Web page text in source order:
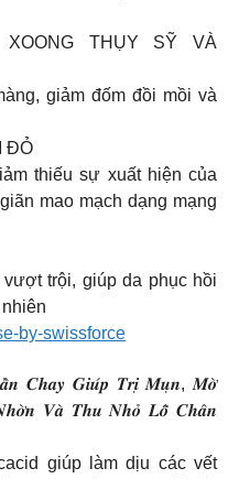
THỤY SỸ VÀ
giảm đốm đồi mồi và
ĐỎ
thiếu sự xuất hiện của
mao mạch dạng mạng
trội, giúp da phục hồi
by-swissforce
𝑪𝒉𝒂𝒚 𝑮𝒊𝒖́𝒑 𝑻𝒓𝒊̣ 𝑴𝒖̣𝒏, 𝑴𝒐̛̀
𝑽𝒂̀ 𝑻𝒉𝒖 𝑵𝒉𝒐̉ 𝑳𝒐̂̃ 𝑪𝒉𝒂̂𝒏
giúp làm dịu các vết